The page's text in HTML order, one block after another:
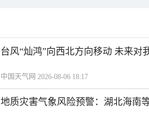
台风“灿鸿”向西北方向移动 未来对
中国天气网 2026-08-06 18:17
地质灾害气象风险预警：湖北海南